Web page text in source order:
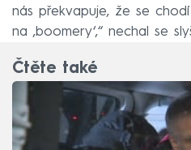
nás překvapuje, že se
na ‚boomery‘,“ nechal se
Čtěte také